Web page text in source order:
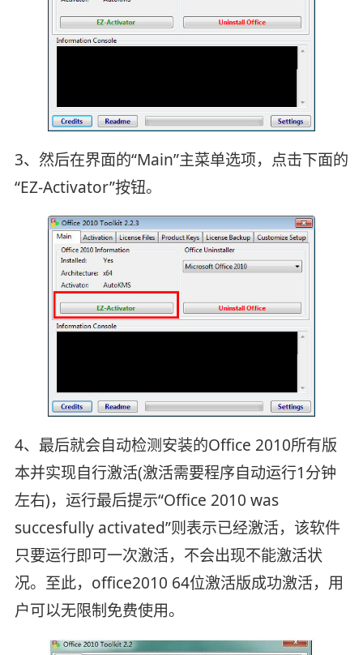
3、然后在界面的“Main”主菜单选项，点击下面的
“EZ-Activator”按钮。
4、最后就会自动检测安装的Office 2010所有版
本并实现自行激活(激活需要程序自动运行1分钟
左右)，运行最后提示“Office 2010 was
succesfully activated”则表示已经激活，该软件
只要运行即可一次激活，不会出现不能激活状
况。至此，office2010 64位激活版成功激活，用
户可以无限制免费使用。